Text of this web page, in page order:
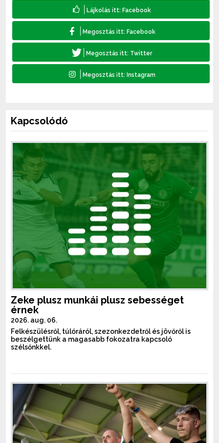
Kapcsolódó
Zeke plusz munkái plusz sebességet
érnek
2026. aug. 06.
Felkészülésről, túlóráról, szezonkezdetről és jövőről is
beszélgettünk a magasabb fokozatra kapcsoló
szélsőnkkel.